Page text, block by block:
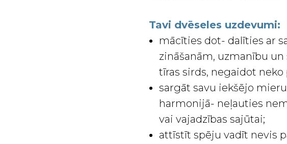
Tavi dvēseles uzdevumi:
mācīties dot- dalīties ar
zināšanām, uzmanību
tīras sirds, negaidot neko
sargāt savu iekšējo
harmonijā- neļauties
vai vajadzības sajūtai;
attīstīt spēju vadīt nevis